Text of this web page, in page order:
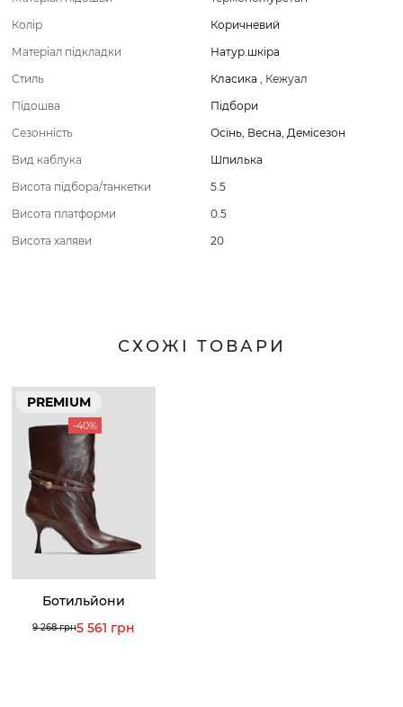
Колір
Коричневий
Матеріал підкладки
Натур.шкіра
Стиль
Класика , Кежуал
Підошва
Підбори
Сезонність
Осінь, Весна, Демісезон
Вид каблука
Шпилька
Висота підбора/танкетки
5.5
Висота платформи
0.5
Висота халяви
20
СХОЖІ ТОВАРИ
PREMIUM
-40%
Ботильйони
9 268 грн5 561 грн